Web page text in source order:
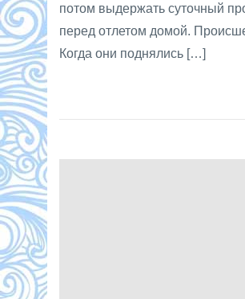
потом выдержать суточный
перед отлетом домой.
Когда они поднялись […]